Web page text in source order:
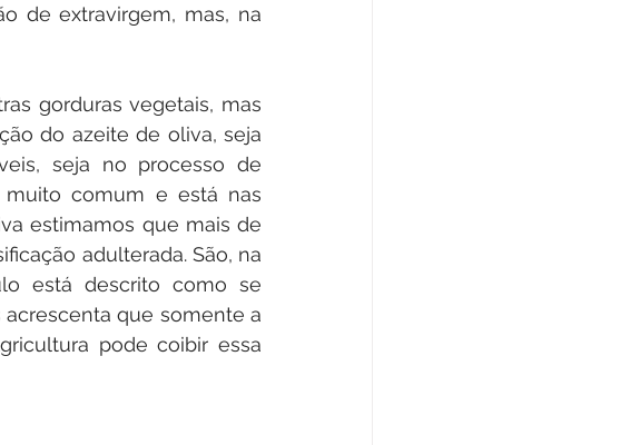
de extravirgem, mas, na
gorduras vegetais, mas
do azeite de oliva, seja
seja no processo de
muito comum e está nas
estimamos que mais de
adulterada. São, na
está descrito como se
acrescenta que somente a
pode coibir essa